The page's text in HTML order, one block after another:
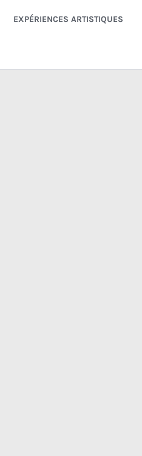
EXPÉRIENCES ARTISTIQUES